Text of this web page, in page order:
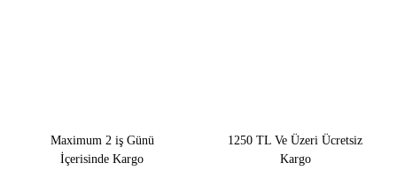
Maximum 2 iş Günü
İçerisinde Kargo
1250 TL Ve Üzeri Ücretsiz
Kargo